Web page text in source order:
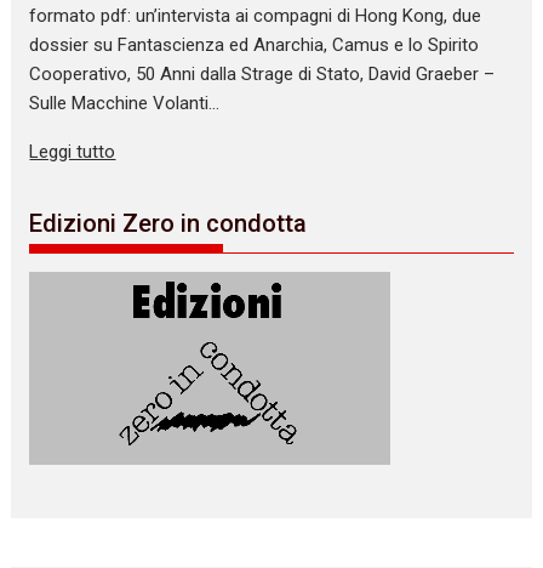
formato pdf: un’intervista ai compagni di Hong Kong, due
dossier su Fantascienza ed Anarchia, Camus e lo Spirito
Cooperativo, 50 Anni dalla Strage di Stato, David Graeber –
Sulle Macchine Volanti…
Leggi tutto
Edizioni Zero in condotta